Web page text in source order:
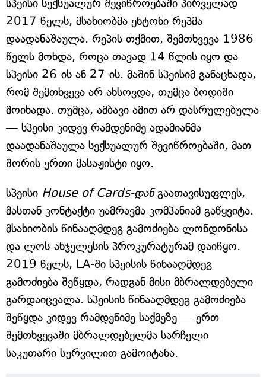
სპეისი სექსუალურ შევიწროებაში პირველად
2017 წელს, მსახიობმა ენტონი რეპმა
დაადანაშაულა. რეპის თქმით, შემთხვევა 1986
წელს მოხდა, როცა თავად 14 წლის იყო და
სპეისი 26-ის ან 27-ის. მაშინ სპეისიმ განაცხადა,
რომ შემთხვევა არ ახსოვდა, თუმცა ბოდიში
მოიხადა. თუმცა, ამბავი ამით არ დასრულებულა
— სპეისი კიდევ რამდენიმე ადამიანმა
დაადანაშაულა სექსუალურ შევიწროებაში, მათ
შორის ერთი მასაჟისტი იყო.
სპეისი House of Cards-დანგაათავისუფლეს,
მასთან კონტაქტი უამრავმა კომპანიამ გაწყვიტა.
მსახიობის წინააღმდეგ გამოძიება ლონდონისა
და ლოს-ანჯელესის პროკურატურამ დაიწყო.
2019 წელს, LA-ში სპეისის წინააღმდეგ
გამოძიება შეწყდა, რადგან მისი მბრალდებელი
გარდაიცვალა. სპეისის წინააღმდეგ გამოძიება
შეწყდა კიდევ რამდენიმე საქმეზე — ერთ
შემთხვევაში მბრალდებელმა სარჩელი
საკუთარი სურვილით გამოიტანა.